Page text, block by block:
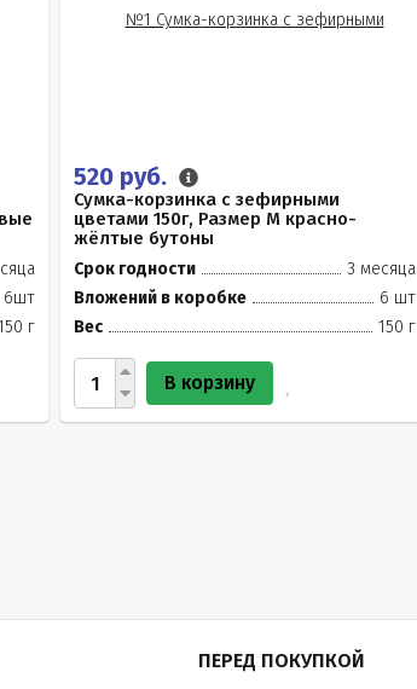
6шт
г
520 руб.
Сумка-корзинка с зефирными
цветами 150г, Размер М красно-
жёлтые бутоны
Срок годности
3 месяца
Вложений в коробке
6 шт
Вес
150 г
В корзину
ПЕРЕД ПОКУПКОЙ